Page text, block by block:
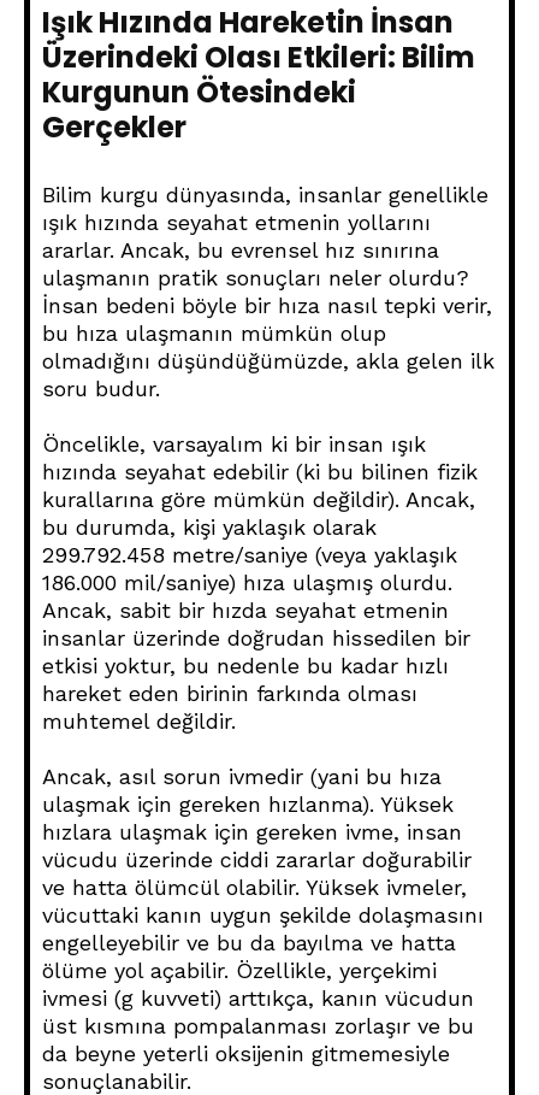
Işık Hızında Hareketin İnsan
Üzerindeki Olası Etkileri: Bilim
Kurgunun Ötesindeki
Gerçekler
Bilim kurgu dünyasında, insanlar genellikle
ışık hızında seyahat etmenin yollarını
ararlar. Ancak, bu evrensel hız sınırına
ulaşmanın pratik sonuçları neler olurdu?
İnsan bedeni böyle bir hıza nasıl tepki verir,
bu hıza ulaşmanın mümkün olup
olmadığını düşündüğümüzde, akla gelen ilk
soru budur.
Öncelikle, varsayalım ki bir insan ışık
hızında seyahat edebilir (ki bu bilinen fizik
kurallarına göre mümkün değildir). Ancak,
bu durumda, kişi yaklaşık olarak
299.792.458 metre/saniye (veya yaklaşık
186.000 mil/saniye) hıza ulaşmış olurdu.
Ancak, sabit bir hızda seyahat etmenin
insanlar üzerinde doğrudan hissedilen bir
etkisi yoktur, bu nedenle bu kadar hızlı
hareket eden birinin farkında olması
muhtemel değildir.
Ancak, asıl sorun ivmedir (yani bu hıza
ulaşmak için gereken hızlanma). Yüksek
hızlara ulaşmak için gereken ivme, insan
vücudu üzerinde ciddi zararlar doğurabilir
ve hatta ölümcül olabilir. Yüksek ivmeler,
vücuttaki kanın uygun şekilde dolaşmasını
engelleyebilir ve bu da bayılma ve hatta
ölüme yol açabilir. Özellikle, yerçekimi
ivmesi (g kuvveti) arttıkça, kanın vücudun
üst kısmına pompalanması zorlaşır ve bu
da beyne yeterli oksijenin gitmemesiyle
sonuçlanabilir.